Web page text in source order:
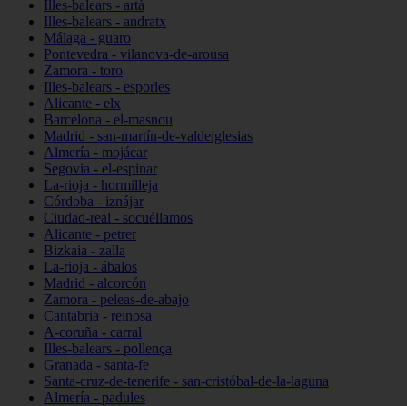
Illes-balears - artà
Illes-balears - andratx
Málaga - guaro
Pontevedra - vilanova-de-arousa
Zamora - toro
Illes-balears - esporles
Alicante - elx
Barcelona - el-masnou
Madrid - san-martín-de-valdeiglesias
Almería - mojácar
Segovia - el-espinar
La-rioja - hormilleja
Córdoba - iznájar
Ciudad-real - socuéllamos
Alicante - petrer
Bizkaia - zalla
La-rioja - ábalos
Madrid - alcorcón
Zamora - peleas-de-abajo
Cantabria - reinosa
A-coruña - carral
Illes-balears - pollença
Granada - santa-fe
Santa-cruz-de-tenerife - san-cristóbal-de-la-laguna
Almería - padules